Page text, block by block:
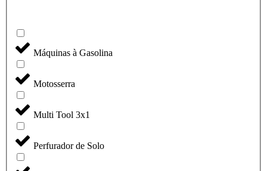
Máquinas à Gasolina
Motosserra
Multi Tool 3x1
Perfurador de Solo